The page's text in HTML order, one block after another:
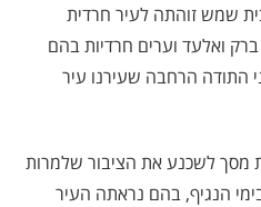
שמש זוהתה לעיר חרדית
ואלעד וערים חרדיות בהם
התודה הרחבה שעירנו עיר
מסך לשכנע את הציבור שלמרות
הנגיף, בהם נראתה העיר